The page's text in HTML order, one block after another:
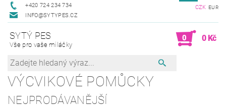
+420 724 234 734
INFO@SYTYPES.CZ
CZK EUR
SYTÝ PES
Vše pro vaše miláčky
0 0 Kč
VÝCVIKOVÉ POMŮCKY
NEJPRODÁVANĚJŠÍ